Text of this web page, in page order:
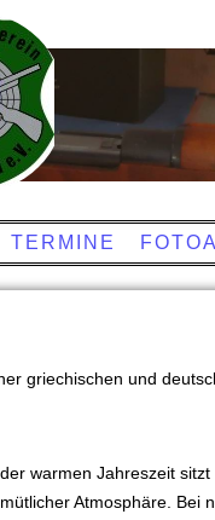
TERMINE
griechischen und
warmen Jahreszeit
Atmosphäre. Bei